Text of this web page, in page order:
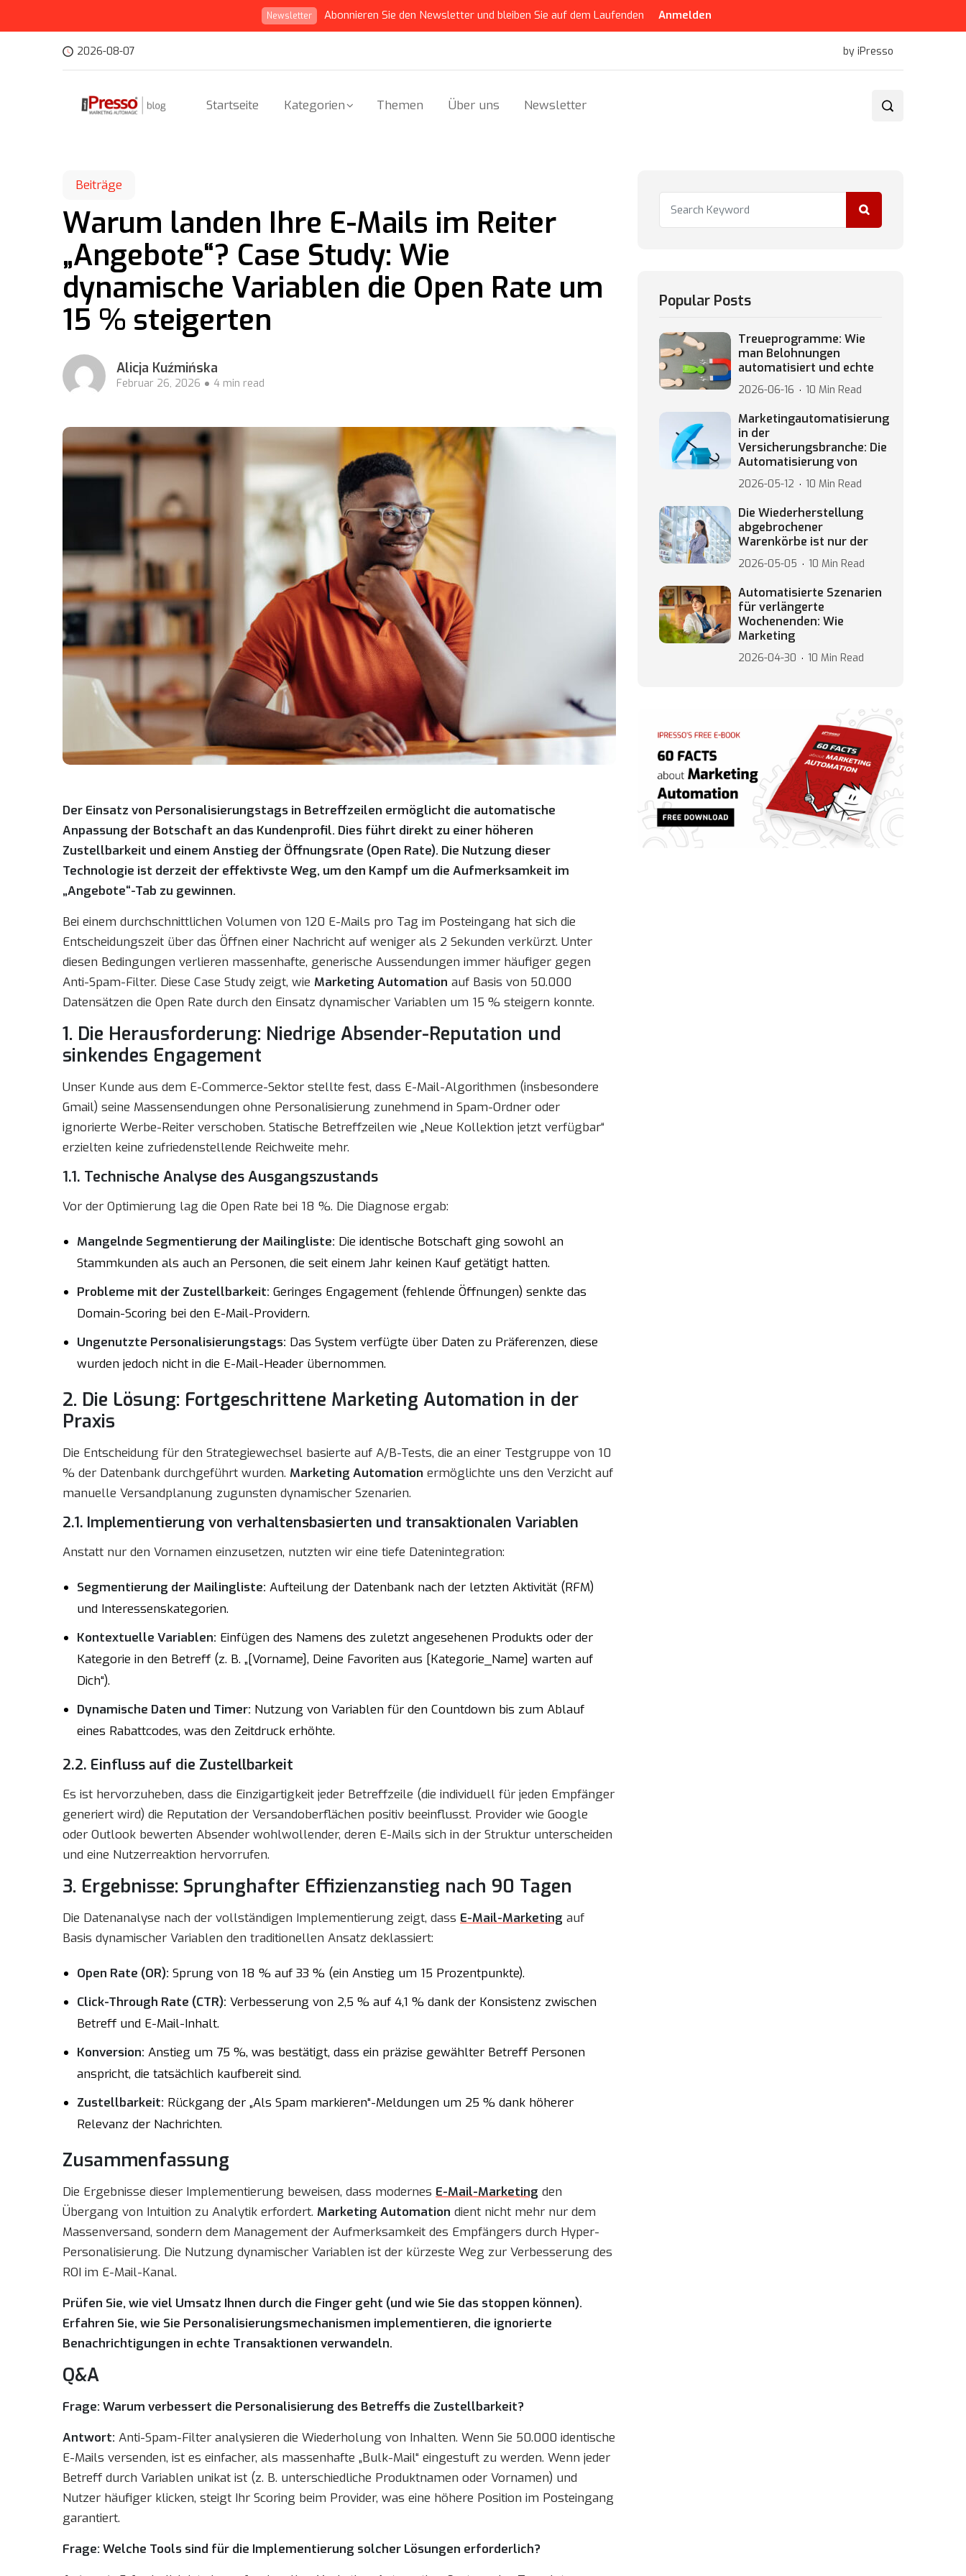
Newsletter Abonnieren Sie den Newsletter und bleiben Sie auf dem Laufenden Anmelden
2026-08-07 by iPresso
Startseite Kategorien Themen Über uns Newsletter
Beiträge
Warum landen Ihre E-Mails im Reiter
„Angebote“? Case Study: Wie
dynamische Variablen die Open Rate um
15 % steigerten
Alicja Kuźmińska
Februar 26, 2026 4 min read
Der Einsatz von Personalisierungstags in Betreffzeilen ermöglicht die automatische
Anpassung der Botschaft an das Kundenprofil. Dies führt direkt zu einer höheren
Zustellbarkeit und einem Anstieg der Öffnungsrate (Open Rate). Die Nutzung dieser
Technologie ist derzeit der effektivste Weg, um den Kampf um die Aufmerksamkeit im
„Angebote“-Tab zu gewinnen.
Bei einem durchschnittlichen Volumen von 120 E-Mails pro Tag im Posteingang hat sich die
Entscheidungszeit über das Öffnen einer Nachricht auf weniger als 2 Sekunden verkürzt. Unter
diesen Bedingungen verlieren massenhafte, generische Aussendungen immer häufiger gegen
Anti-Spam-Filter. Diese Case Study zeigt, wie Marketing Automation auf Basis von 50.000
Datensätzen die Open Rate durch den Einsatz dynamischer Variablen um 15 % steigern konnte.
1. Die Herausforderung: Niedrige Absender-Reputation und
sinkendes Engagement
Unser Kunde aus dem E-Commerce-Sektor stellte fest, dass E-Mail-Algorithmen (insbesondere
Gmail) seine Massensendungen ohne Personalisierung zunehmend in Spam-Ordner oder
ignorierte Werbe-Reiter verschoben. Statische Betreffzeilen wie „Neue Kollektion jetzt verfügbar“
erzielten keine zufriedenstellende Reichweite mehr.
1.1. Technische Analyse des Ausgangszustands
Vor der Optimierung lag die Open Rate bei 18 %. Die Diagnose ergab:
Mangelnde Segmentierung der Mailingliste: Die identische Botschaft ging sowohl an
Stammkunden als auch an Personen, die seit einem Jahr keinen Kauf getätigt hatten.
Probleme mit der Zustellbarkeit: Geringes Engagement (fehlende Öffnungen) senkte das
Domain-Scoring bei den E-Mail-Providern.
Ungenutzte Personalisierungstags: Das System verfügte über Daten zu Präferenzen, diese
wurden jedoch nicht in die E-Mail-Header übernommen.
2. Die Lösung: Fortgeschrittene Marketing Automation in der
Praxis
Die Entscheidung für den Strategiewechsel basierte auf A/B-Tests, die an einer Testgruppe von 10
% der Datenbank durchgeführt wurden. Marketing Automation ermöglichte uns den Verzicht auf
manuelle Versandplanung zugunsten dynamischer Szenarien.
2.1. Implementierung von verhaltensbasierten und transaktionalen Variablen
Anstatt nur den Vornamen einzusetzen, nutzten wir eine tiefe Datenintegration:
Segmentierung der Mailingliste: Aufteilung der Datenbank nach der letzten Aktivität (RFM)
und Interessenskategorien.
Kontextuelle Variablen: Einfügen des Namens des zuletzt angesehenen Produkts oder der
Kategorie in den Betreff (z. B. „[Vorname], Deine Favoriten aus [Kategorie_Name] warten auf
Dich“).
Dynamische Daten und Timer: Nutzung von Variablen für den Countdown bis zum Ablauf
eines Rabattcodes, was den Zeitdruck erhöhte.
2.2. Einfluss auf die Zustellbarkeit
Es ist hervorzuheben, dass die Einzigartigkeit jeder Betreffzeile (die individuell für jeden Empfänger
generiert wird) die Reputation der Versandoberflächen positiv beeinflusst. Provider wie Google
oder Outlook bewerten Absender wohlwollender, deren E-Mails sich in der Struktur unterscheiden
und eine Nutzerreaktion hervorrufen.
3. Ergebnisse: Sprunghafter Effizienzanstieg nach 90 Tagen
Die Datenanalyse nach der vollständigen Implementierung zeigt, dass E-Mail-Marketing auf
Basis dynamischer Variablen den traditionellen Ansatz deklassiert:
Open Rate (OR): Sprung von 18 % auf 33 % (ein Anstieg um 15 Prozentpunkte).
Click-Through Rate (CTR): Verbesserung von 2,5 % auf 4,1 % dank der Konsistenz zwischen
Betreff und E-Mail-Inhalt.
Konversion: Anstieg um 75 %, was bestätigt, dass ein präzise gewählter Betreff Personen
anspricht, die tatsächlich kaufbereit sind.
Zustellbarkeit: Rückgang der „Als Spam markieren“-Meldungen um 25 % dank höherer
Relevanz der Nachrichten.
Zusammenfassung
Die Ergebnisse dieser Implementierung beweisen, dass modernes E-Mail-Marketing den
Übergang von Intuition zu Analytik erfordert. Marketing Automation dient nicht mehr nur dem
Massenversand, sondern dem Management der Aufmerksamkeit des Empfängers durch Hyper-
Personalisierung. Die Nutzung dynamischer Variablen ist der kürzeste Weg zur Verbesserung des
ROI im E-Mail-Kanal.
Prüfen Sie, wie viel Umsatz Ihnen durch die Finger geht (und wie Sie das stoppen können).
Erfahren Sie, wie Sie Personalisierungsmechanismen implementieren, die ignorierte
Benachrichtigungen in echte Transaktionen verwandeln.
Q&A
Frage: Warum verbessert die Personalisierung des Betreffs die Zustellbarkeit?
Antwort: Anti-Spam-Filter analysieren die Wiederholung von Inhalten. Wenn Sie 50.000 identische
E-Mails versenden, ist es einfacher, als massenhafte „Bulk-Mail“ eingestuft zu werden. Wenn jeder
Betreff durch Variablen unikat ist (z. B. unterschiedliche Produktnamen oder Vornamen) und
Nutzer häufiger klicken, steigt Ihr Scoring beim Provider, was eine höhere Position im Posteingang
garantiert.
Frage: Welche Tools sind für die Implementierung solcher Lösungen erforderlich?
Popular Posts
Treueprogramme: Wie
man Belohnungen
automatisiert und echte
2026-06-16 10 Min Read
Marketingautomatisierung
in der
Versicherungsbranche: Die
Automatisierung von
2026-05-12 10 Min Read
Die Wiederherstellung
abgebrochener
Warenkörbe ist nur der
2026-05-05 10 Min Read
Automatisierte Szenarien
für verlängerte
Wochenenden: Wie
Marketing
2026-04-30 10 Min Read